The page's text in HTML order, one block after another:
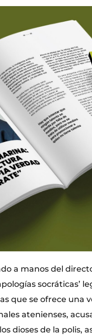
a manos del
socráticas’
que se ofrece una
atenienses,
dioses de la polis,